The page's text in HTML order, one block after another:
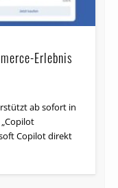
Erlebnis
ab sofort in
Copilot direkt